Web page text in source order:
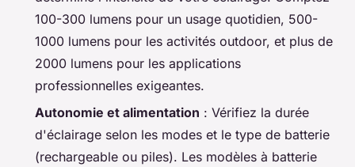
100-300 lumens pour un usage quotidien, 500-
1000 lumens pour les activités outdoor, et plus de
2000 lumens pour les applications
professionnelles exigeantes.
Autonomie et alimentation : Vérifiez la durée
d'éclairage selon les modes et le type de batterie
(rechargeable ou piles). Les modèles à batterie